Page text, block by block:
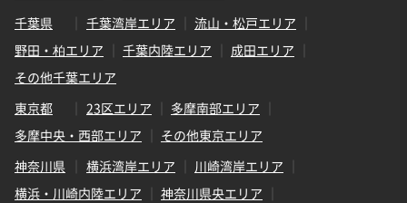
千葉県
千葉湾岸エリア
流山・松戸エリア
野田・柏エリア
千葉内陸エリア
成田エリア
その他千葉エリア
東京都
23区エリア
多摩南部エリア
多摩中央・西部エリア
その他東京エリア
神奈川県
横浜湾岸エリア
川崎湾岸エリア
横浜・川崎内陸エリア
神奈川県央エリア